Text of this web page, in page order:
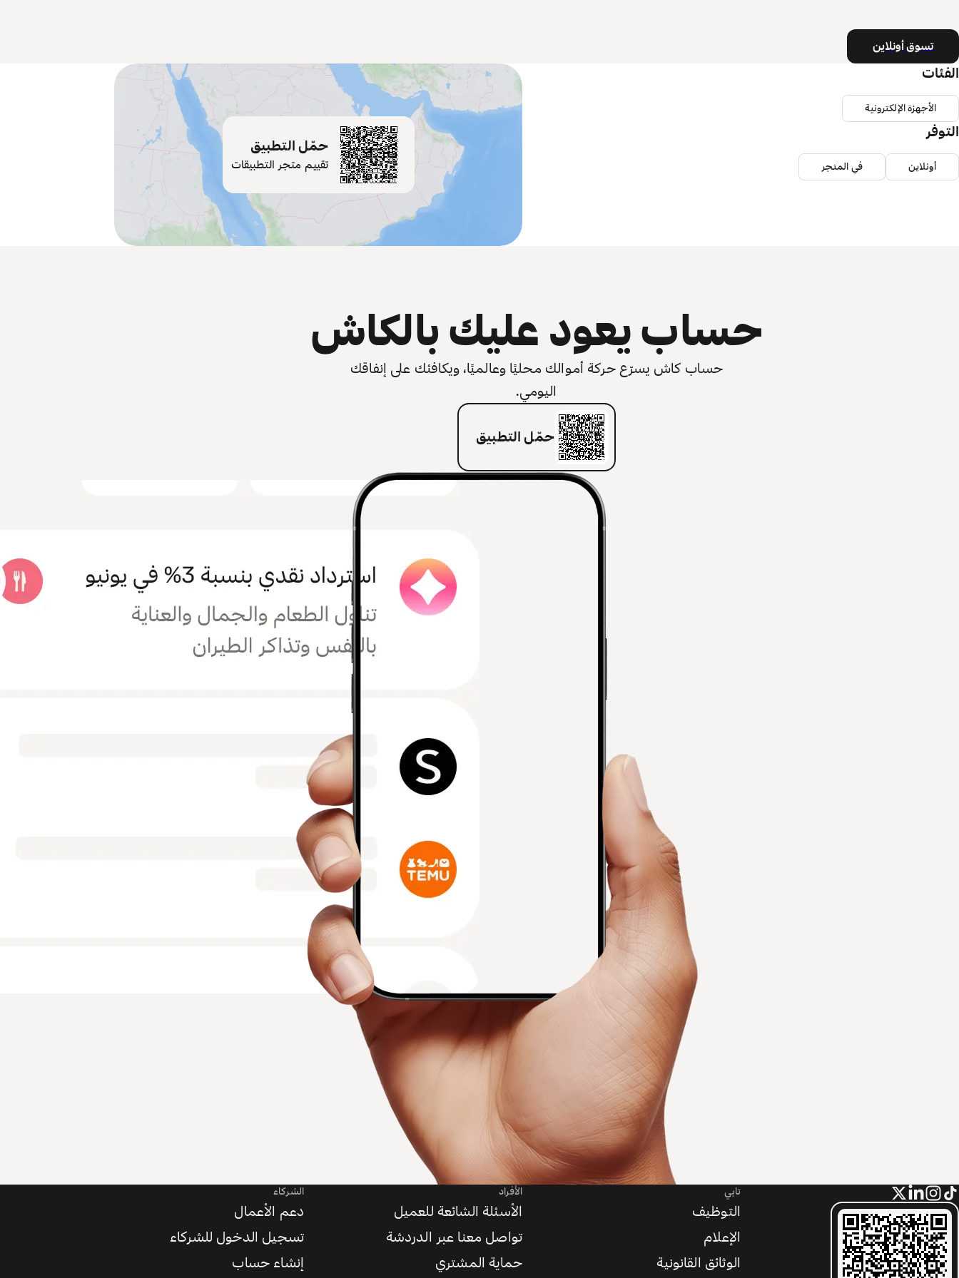
تسوق أونلاين
حمّل التطبيق
تقييم متجر التطبيقات
الفئات
الأجهزة الإلكترونية
التوفر
أونلاين في المتجر
حساب يعود عليك بالكاش
حساب كاش يسرّع حركة أموالك محليًا وعالميًا، ويكافئك على إنفاقك
اليومي.
حمّل التطبيق
تابي
التوظيف
الإعلام
الوثائق القانونية
الأفراد
الأسئلة الشائعة للعميل
تواصل معنا عبر الدردشة
حماية المشتري
الشركاء
دعم الأعمال
تسجيل الدخول للشركاء
إنشاء حساب